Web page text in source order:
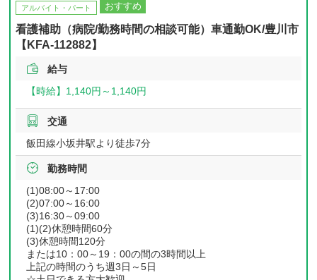
アルバイト・パート おすすめ
看護補助（病院/勤務時間の相談可能）車通勤OK/豊川市
【KFA-112882】
給与
【時給】 1,140円～ 1,140円
交通
飯田線小坂井駅より徒歩7分
勤務時間
(1)08:00～17:00
(2)07:00～16:00
(3)16:30～09:00
(1)(2)休憩時間60分
(3)休憩時間120分
または10：00～19：00の間の3時間以上
上記の時間のうち週3日～5日